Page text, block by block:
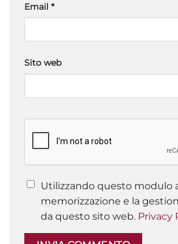
Email *
Sito web
Utilizzando questo modulo
memorizzazione e la
da questo sito web. Privacy